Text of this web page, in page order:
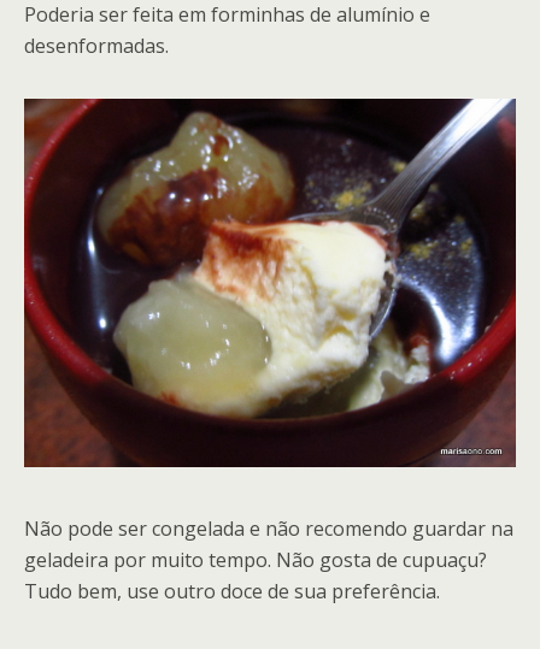
Poderia ser feita em forminhas de alumínio e
desenformadas.
Não pode ser congelada e não recomendo guardar na
geladeira por muito tempo. Não gosta de cupuaçu?
Tudo bem, use outro doce de sua preferência.